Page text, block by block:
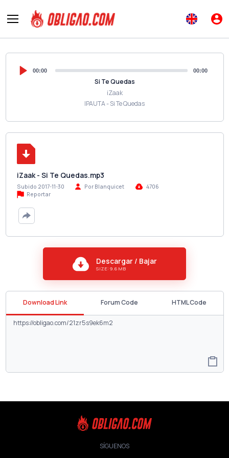
00:00 00:00
Si Te Quedas
iZaak
IPAUTA - Si Te Quedas
iZaak - Si Te Quedas.mp3
Subido 2017-11-30 Por Blanquicet
4706
Reportar
Descargar / Bajar
SIZE: 9.6 MB
Download Link Forum Code HTML Code
SÍGUENOS